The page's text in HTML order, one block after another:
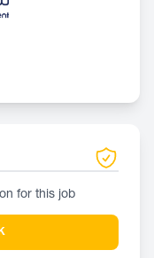
for this job